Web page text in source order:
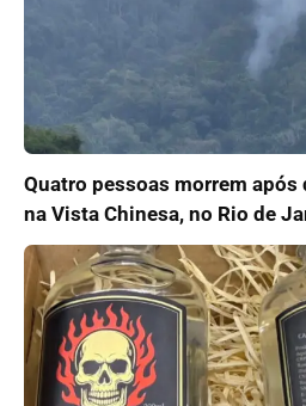
Quatro pessoas morrem
na Vista Chinesa, no Rio de